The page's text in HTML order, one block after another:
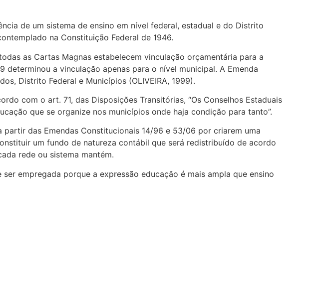
de um sistema de ensino em nível federal, estadual e do Distrito
na Constituição Federal de 1946.
as Cartas Magnas estabelecem vinculação orçamentária para a
a vinculação apenas para o nível municipal. A Emenda
Distrito Federal e Municípios (OLIVEIRA, 1999).
com o art. 71, das Disposições Transitórias, “Os Conselhos Estaduais
que se organize nos municípios onde haja condição para tanto”.
das Emendas Constitucionais 14/96 e 53/06 por criarem uma
um fundo de natureza contábil que será redistribuído de acordo
rede ou sistema mantém.
empregada porque a expressão educação é mais ampla que ensino